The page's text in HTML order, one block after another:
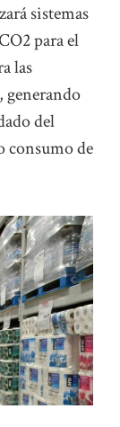
sistemas
para el
las
del
consumo de